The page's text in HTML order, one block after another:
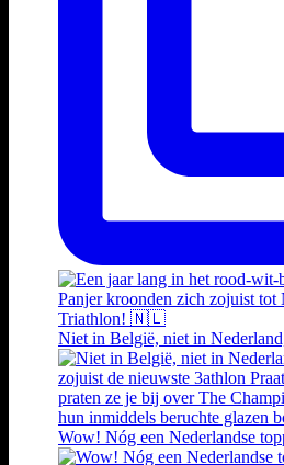
Niet in België, niet in
Wow! Nóg een Nederlandse